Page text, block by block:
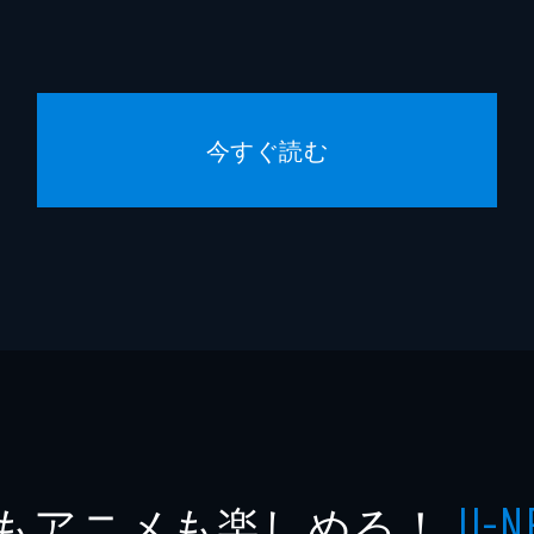
今すぐ読む